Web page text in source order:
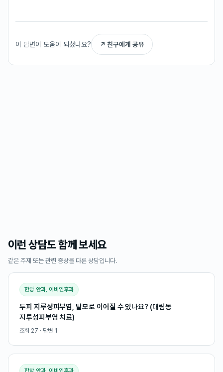
이 답변이 도움이 되셨나요? ↗ 친구에게 공유
이런 상담도 함께 보세요
같은 주제 또는 관련 증상을 다룬 상담입니다.
한방 안과, 이비인후과
두피 지루성피부염, 탈모로 이어질 수 있나요? (대림동
지루성피부염 치료)
조회 27 · 답변 1
한방 안과, 이비인후과